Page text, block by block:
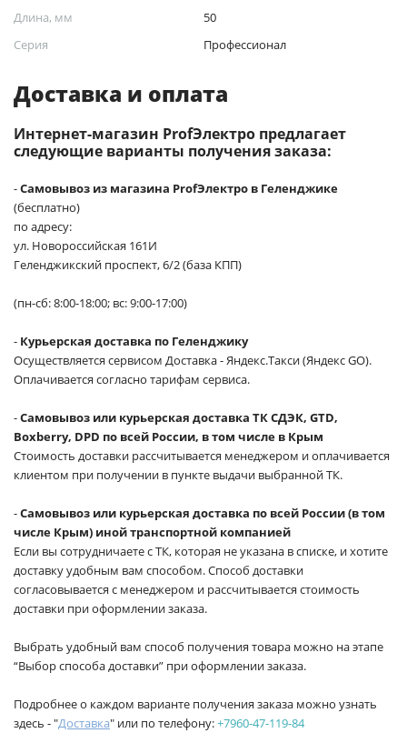
Длина, мм
50
Серия
Профессионал
Доставка и оплата
Интернет-магазин ProfЭлектро предлагает
следующие варианты получения заказа:
-Самовывоз из магазина ProfЭлектро в Геленджике
(бесплатно)
по адресу:
ул. Новороссийская 161И
Геленджикский проспект, 6/2 (база КПП)
(пн-сб: 8:00-18:00; вс: 9:00-17:00)
- Курьерская доставка по Геленджику
Осуществляется сервисом Доставка - Яндекс.Такси (Яндекс GO).
Оплачивается согласно тарифам сервиса.
-Самовывоз или курьерская доставка ТК СДЭК, GTD,
Boxberry, DPD по всей России, в том числе в Крым
Стоимость доставки рассчитывается менеджером и оплачивается
клиентом при получении в пункте выдачи выбранной ТК.
-Самовывоз или курьерская доставка по всей России (в том
числе Крым) иной транспортной компанией
Если вы сотрудничаете с ТК, которая не указана в списке, и хотите
доставку удобным вам способом. Способ доставки
согласовывается с менеджером и рассчитывается стоимость
доставки при оформлении заказа.
Выбрать удобный вам способ получения товара можно на этапе
“Выбор способа доставки” при оформлении заказа.
Подробнее о каждом варианте получения заказа можно узнать
здесь - "Доставка" или по телефону:+7960-47-119-84